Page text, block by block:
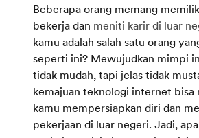
Beberapa orang memang
bekerja dan meniti karir di luar
kamu adalah salah satu orang
seperti ini? Mewujudkan mimpi
tidak mudah, tapi jelas tidak
kemajuan teknologi internet bisa
kamu mempersiapkan diri dan
pekerjaan di luar negeri. Jadi,